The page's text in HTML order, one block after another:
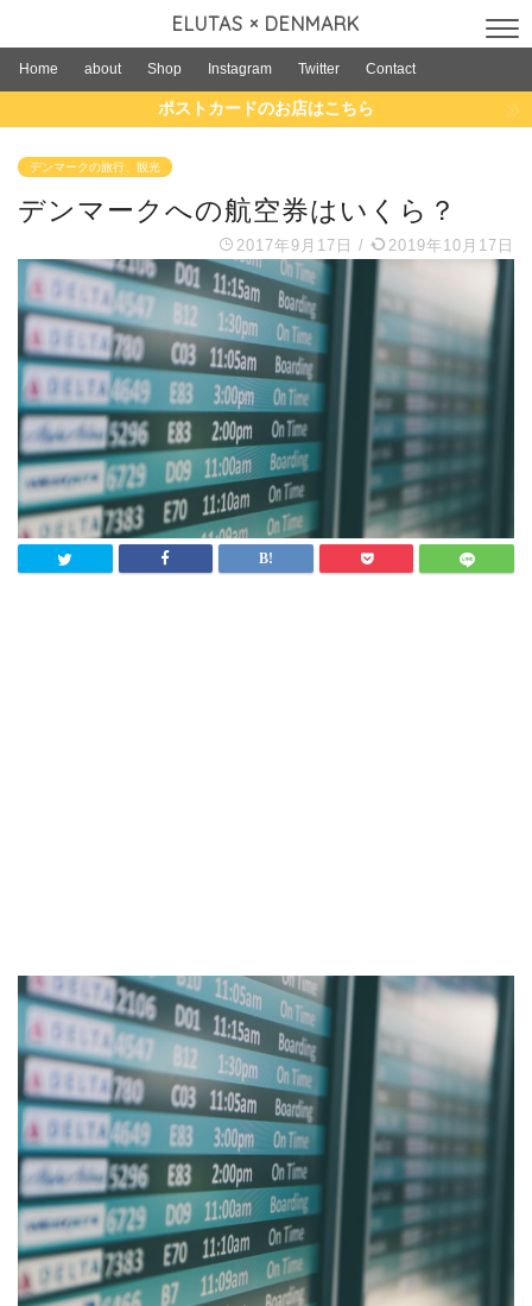
ELUTAS × DENMARK
Home about Shop Instagram Twitter Contact
ポストカードのお店はこちら
デンマークの旅行、観光
デンマークへの航空券はいくら？
2017年9月17日 / 2019年10月17日